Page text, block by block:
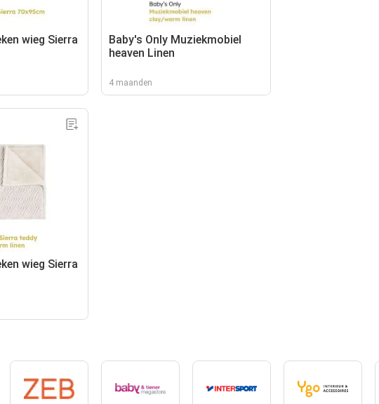
wieg Sierra
Baby's Only Muziekmobiel
heaven Linen
4 maanden
wieg Sierra